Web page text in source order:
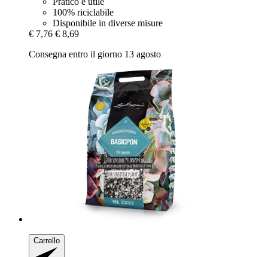
100% riciclabile
Disponibile in diverse misure
€ 7,76 € 8,69
Consegna entro il giorno 13 agosto
Carrello